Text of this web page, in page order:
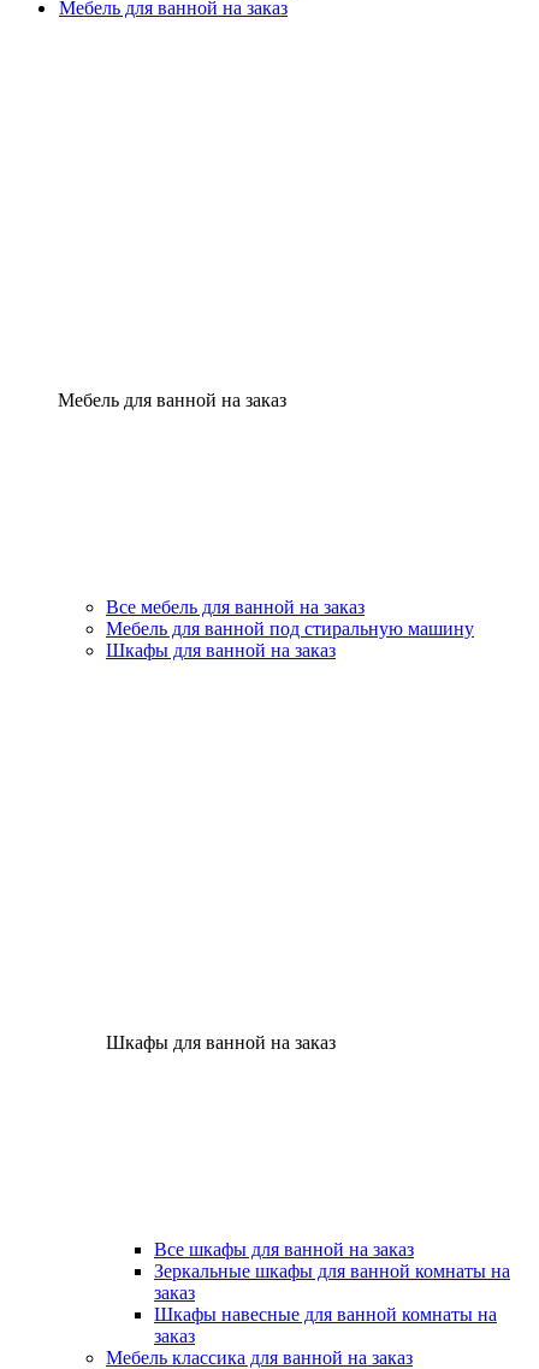
Мебель для ванной на заказ
Мебель для ванной на заказ
Все мебель для ванной на заказ
Мебель для ванной под стиральную машину
Шкафы для ванной на заказ
Шкафы для ванной на заказ
Все шкафы для ванной на заказ
Зеркальные шкафы для ванной комнаты на
заказ
Шкафы навесные для ванной комнаты на
заказ
Мебель классика для ванной на заказ